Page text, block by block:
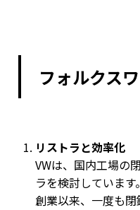
フォルクス
リストラと効率化
VWは、国内工場の
ラを検討していま
創業以来、一度も